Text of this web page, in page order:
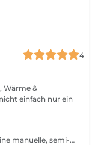
4
Was ist Microblading? Microblading ist eine manuelle, semi-permanente Methode zur Augenbrauenverdichtung und -formung. Mit einem feinen Blade werden haarähnliche, zarte Linien in die oberste Hautschicht eingearbeitet. So entstehen natürlich wirkende, volle und gleichmäßige Augenbrauen ganz ohne tägliches Nachzeichnen. Vor jeder Behandlung wird die Form individuell vermessen und vorgezeichnet, angepasst an Gesichtsform, Mimik und persönliche Wünsche. Wie viele Behandlungen sind notwendig? Für ein perfektes Ergebnis sind in der Regel 2 Behandlungen notwendig: 1. Erstbehandlung Aufbau der Form und der Farbe 2. Nachbehandlung (nach ca. 46 Wochen) Auffrischung und Perfektionierung Bei Bedarf kann später eine jährliche Auffrischung erfolgen. Haltbarkeit Je nach Hauttyp hält Microblading ca. 1224 Monate. Bei sehr öliger Haut kann es etwas schneller verblassen. Preis kann variieren auf Anfrage